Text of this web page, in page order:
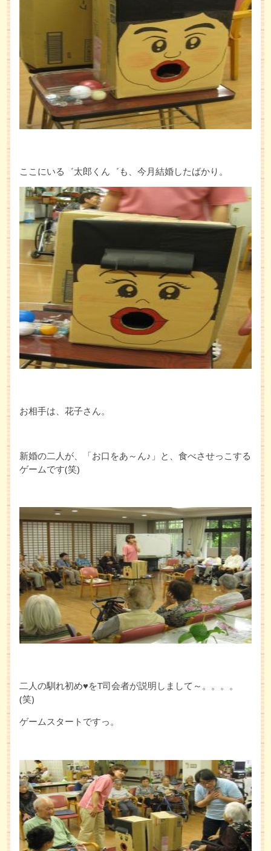
ここにいる゛太郎くん゛も、今月結婚したばかり。
お相手は、花子さん。
新婚の二人が、「お口をあ～ん♪」と、食べさせっこする
ゲームです(笑)
二人の馴れ初め♥をT司会者が説明しまして～。。。。
(笑)
ゲームスタートですっ。